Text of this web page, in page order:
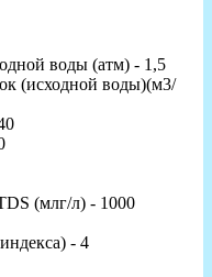
воды (атм) - 1,5
(исходной воды)(м3/
(млг/л) - 1000
- 4